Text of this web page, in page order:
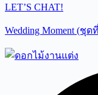
LET’S CHAT!
Wedding Moment (ชุด